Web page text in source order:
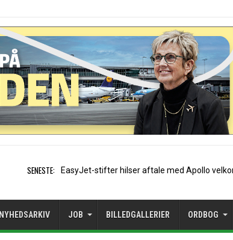
SENESTE: Air France etabl
NYHEDSARKIV JOB BILLEDGALLERIER ORDBOG